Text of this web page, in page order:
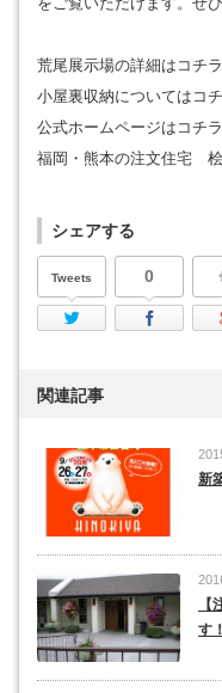
荒尾展示場の詳細はコチ
小屋裏収納についてはコ
公式ホームページはコチ
福岡・熊本の注文住宅
シェアする
Tweets
Twitter
0
関連記事
新
す！